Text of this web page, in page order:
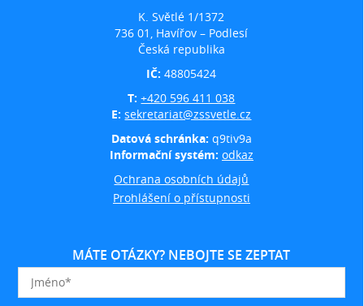
K. Světlé 1/1372
736 01, Havířov – Podlesí
Česká republika
IČ:48805424
T:+420 596 411 038
E:sekretariat@zssvetle.cz
Datová schránka: q9tiv9a
Informační systém: odkaz
Ochrana osobních údajů
Prohlášení o přístupnosti
MÁTE OTÁZKY? NEBOJTE SE ZEPTAT